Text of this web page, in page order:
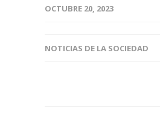
OCTUBRE 20, 2023
NOTICIAS DE LA SOCIEDAD